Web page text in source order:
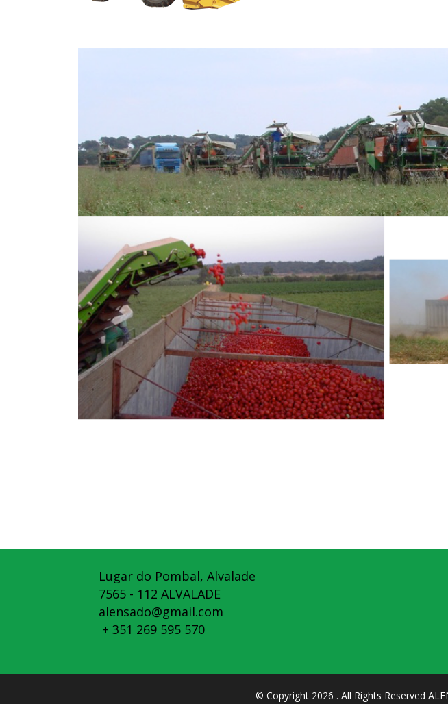
Lugar do Pombal, Alvalade
7565 - 112 ALVALADE
alensado@gmail.com
+ 351 269 595 570
© Copyright 2026 . All Rights Reserved